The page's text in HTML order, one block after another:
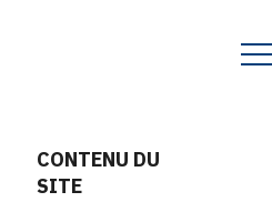
CONTENU DU
SITE